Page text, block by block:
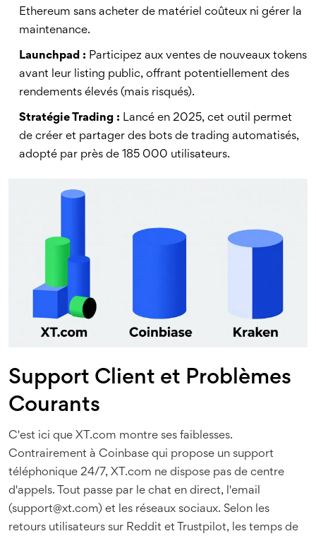
Ethereum sans acheter de matériel coûteux ni gérer la
maintenance.
Launchpad : Participez aux ventes de nouveaux tokens
avant leur listing public, offrant potentiellement des
rendements élevés (mais risqués).
Stratégie Trading : Lancé en 2025, cet outil permet
de créer et partager des bots de trading automatisés,
adopté par près de 185 000 utilisateurs.
Support Client et Problèmes
Courants
C'est ici que XT.com montre ses faiblesses.
Contrairement à Coinbase qui propose un support
téléphonique 24/7, XT.com ne dispose pas de centre
d'appels. Tout passe par le chat en direct, l'email
(support@xt.com) et les réseaux sociaux. Selon les
retours utilisateurs sur Reddit et Trustpilot, les temps de